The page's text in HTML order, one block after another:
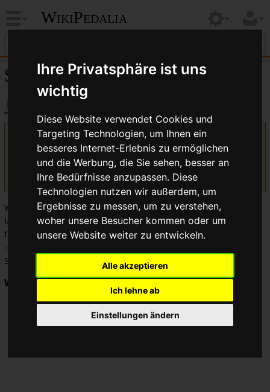
Ihre Privatsphäre ist uns
wichtig
Diese Website verwendet Cookies und
Targeting Technologien, um Ihnen ein
besseres Internet-Erlebnis zu ermöglichen
und die Werbung, die Sie sehen, besser an
Ihre Bedürfnisse anzupassen. Diese
Technologien nutzen wir außerdem, um
Ergebnisse zu messen, um zu verstehen,
woher unsere Besucher kommen oder um
unsere Website weiter zu entwickeln.
Alle akzeptieren
Ich lehne ab
Einstellungen ändern
WikiPedalia
Synchrones Schalten
Version vom 19. Juli 2017, 07:47 Uhr vonBikegeissel
Beiträge)(Kategorie in Vorloage)
Unterschied)← Nächstältere Version| Aktuelle Version
(Unterschied) | Nächstjüngere Version → (Unterschied)
Wenn man gleichzeitig UmwerferundSchaltwerkschalten
lässt, spricht man vom synchronem Schalten. Das ist
fundamental beim Einsatz vonHalbschritt-Schaltung
alpiner Übersetzung
Schalten nicht notwendig.
Werbung: